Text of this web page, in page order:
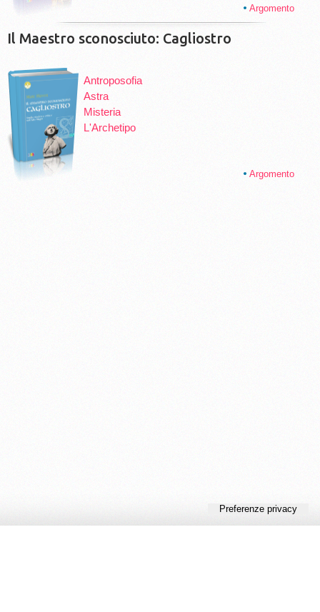
Argomento
Il Maestro sconosciuto: Cagliostro
Antroposofia
Astra
Misteria
L'Archetipo
Argomento